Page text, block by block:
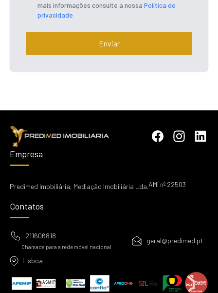
mais informações consulte a nossa Política de
privacidade
Enviar
Empresa
Predimed Imobiliária, Mediação Imobiliária Lda.AMI nº 22503
Contatos
211606818
Chamada para a rede móvel nacional
geral@predimed.pt
Lisboa